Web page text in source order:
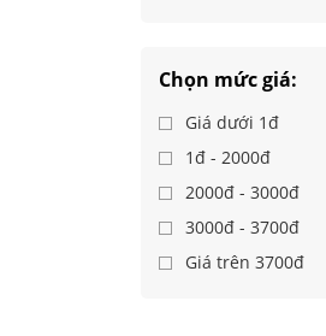
Chọn mức giá:
Giá dưới 1đ
1đ - 2000đ
2000đ - 3000đ
3000đ - 3700đ
Giá trên 3700đ